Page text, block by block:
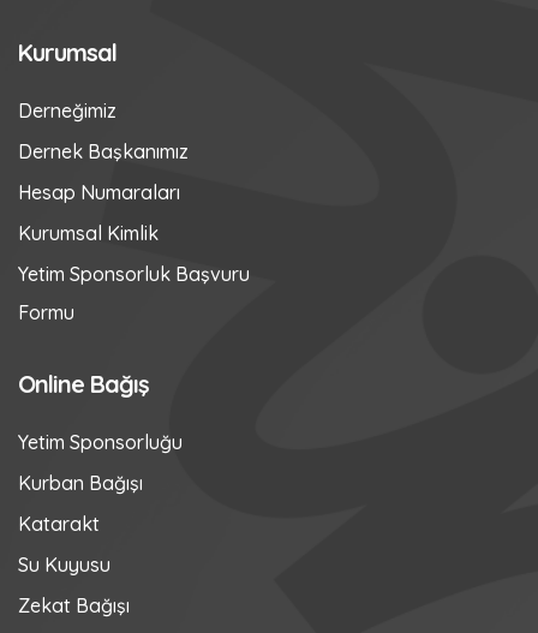
Kurumsal
Derneğimiz
Dernek Başkanımız
Hesap Numaraları
Kurumsal Kimlik
Yetim Sponsorluk Başvuru
Formu
Online Bağış
Yetim Sponsorluğu
Kurban Bağışı
Katarakt
Su Kuyusu
Zekat Bağışı